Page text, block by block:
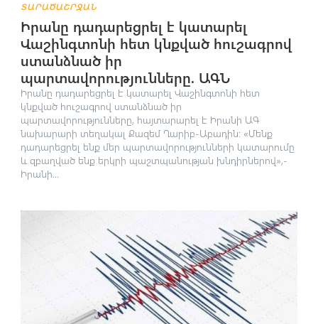
ՏԱՐԱԾԱՇՐՋԱՆ
Իրանը դադարեցրել է կատարել
Վաշինգտոնի հետ կնքված հուշագրով
ստանձնած իր
պարտավորությունները. ԱԳՆ
Իրանը դադարեցրել է կատարել Վաշինգտոնի հետ
կնքված հուշագրով ստանձնած իր
պարտավորությունները, հայտարարել է Իրանի ԱԳ
նախարարի տեղակալ Քազեմ Ղարիբ-Աբադին։ «Մենք
դադարեցրել ենք մեր պարտավորությունների կատարումը
և զբաղված ենք երկրի պաշտպանության խնդիրներով»,-
Իրանի...